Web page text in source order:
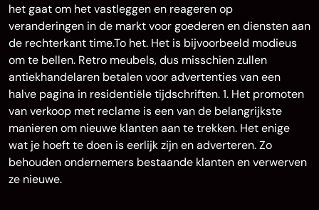
het gaat om het vastleggen en reageren op
veranderingen in de markt voor goederen en diensten aan
de rechterkant time.To het. Het is bijvoorbeeld modieus
om te bellen. Retro meubels, dus misschien zullen
antiekhandelaren betalen voor advertenties van een
halve pagina in residentiële tijdschriften. 1. Het promoten
van verkoop met reclame is een van de belangrijkste
manieren om nieuwe klanten aan te trekken. Het enige
wat je hoeft te doen is eerlijk zijn en adverteren. Zo
behouden ondernemers bestaande klanten en verwerven
ze nieuwe.